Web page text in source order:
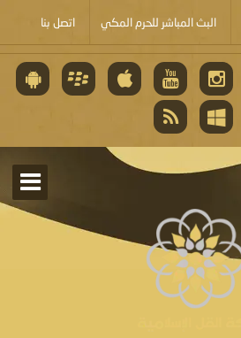
البث المباشر للحرم المكي اتصل بنا